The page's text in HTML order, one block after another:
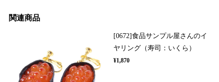
関連商品
[0672]食品サンプル屋さんのイ
ヤリング（寿司：いくら）
¥1,870